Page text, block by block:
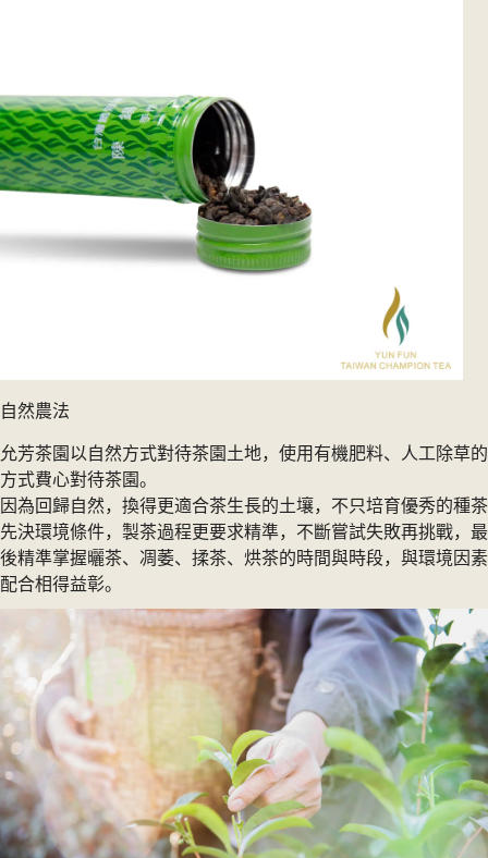
自然農法
允芳茶園以自然方式對待茶園土地，使用有機肥料、人工除草的
方式費心對待茶園。
因為回歸自然，換得更適合茶生長的土壤，不只培育優秀的種茶
先決環境條件，製茶過程更要求精準，不斷嘗試失敗再挑戰，最
後精準掌握曬茶、凋萎、揉茶、烘茶的時間與時段，與環境因素
配合相得益彰。